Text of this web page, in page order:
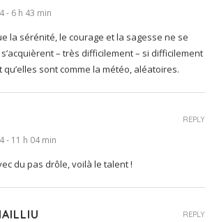
- 6 h 43 min
la sérénité, le courage et la sagesse ne se
– très difficilement – si difficilement
sont comme la météo, aléatoires.
- 11 h 04 min
du pas drôle, voilà le talent !
REPLY
REPLY